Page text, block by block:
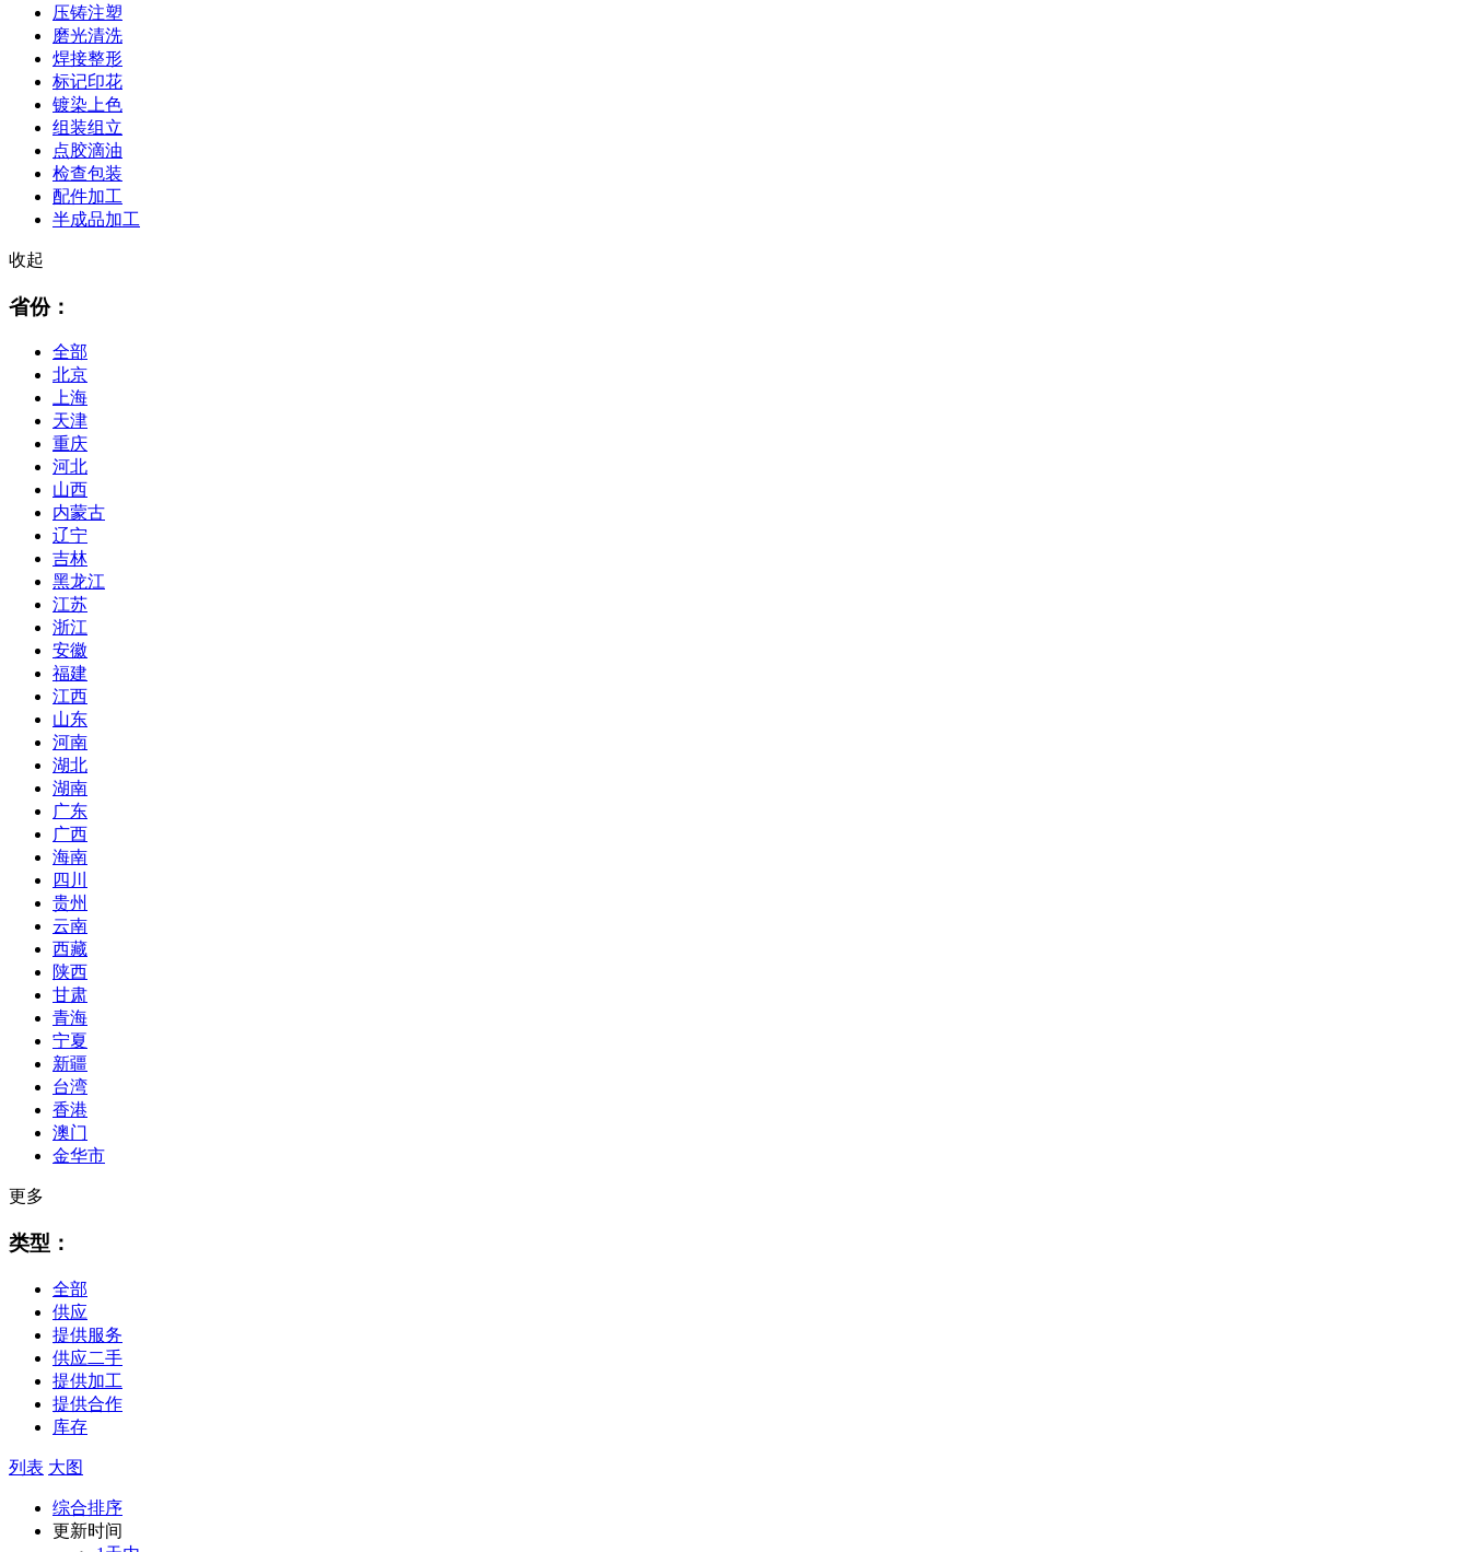
压铸注塑
磨光清洗
焊接整形
标记印花
镀染上色
组装组立
点胶滴油
检查包装
配件加工
半成品加工
收起
省份：
全部
北京
上海
天津
重庆
河北
山西
内蒙古
辽宁
吉林
黑龙江
江苏
浙江
安徽
福建
江西
山东
河南
湖北
湖南
广东
广西
海南
四川
贵州
云南
西藏
陕西
甘肃
青海
宁夏
新疆
台湾
香港
澳门
金华市
更多
类型：
全部
供应
提供服务
供应二手
提供加工
提供合作
库存
列表 大图
综合排序
更新时间